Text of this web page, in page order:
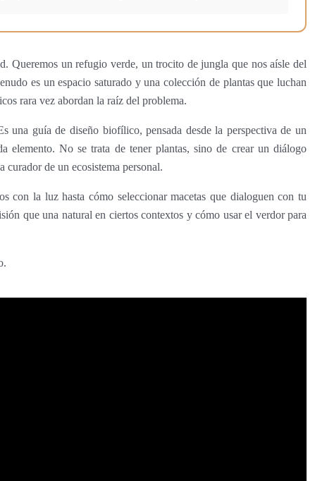
Queremos un refugio verde, un trocito de jungla que nos aísle del
es un espacio saturado y una colección de plantas que luchan
rara vez abordan la raíz del problema.
una guía de diseño biofílico, pensada desde la perspectiva de un
elemento. No se trata de tener plantas, sino de crear un diálogo
de un ecosistema personal.
con la luz hasta cómo seleccionar macetas que dialoguen con tu
que una natural en ciertos contextos y cómo usar el verdor para